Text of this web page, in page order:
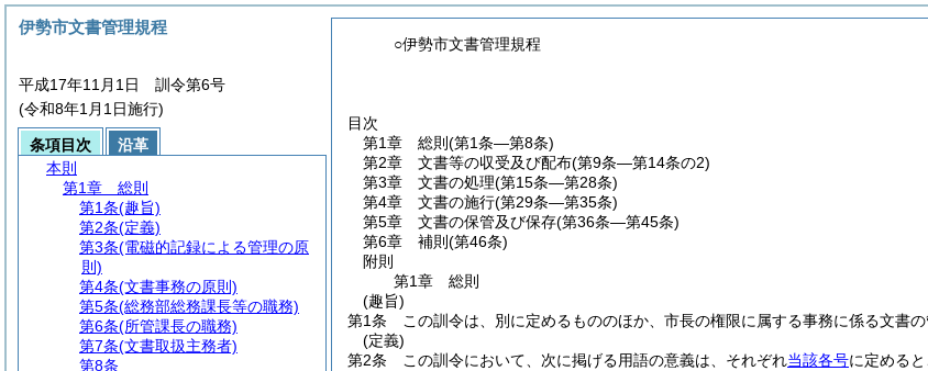
○伊勢市文書管理規程
目次
第1章
総則 (第1条―第8条)
第2章
文書等の収受及び配布(第9条―第14条の2)
第3章
文書の処理(第15条―第28条)
第4章
文書の施行(第29条―第35条)
第5章
文書の保管及び保存(第36条―第45条)
第6章
補則 (第46条)
附則
第1章
総則
(趣旨)
第1条
この訓令は、別に定めるもののほか、市長の権限に属する事務に係る文書
(定義)
第2条
この訓令において、次に掲げる用語の意義は、それぞれ当該各号に定めると
伊勢市文書管理規程
平成17年11月1日 訓令第6号
(令和8年1月1日施行)
条項目次
沿革
本則
第1章
総則
第1条(趣旨)
第2条(定義)
第3条(電磁的記録による管理の原
則)
第4条(文書事務の原則)
第5条(総務部総務課長等の職務)
第6条(所管課長の職務)
第7条(文書取扱主務者)
第8条